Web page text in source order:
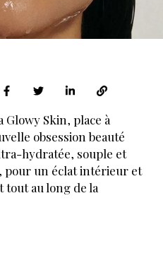
Glowy Skin, place à
obsession beauté
hydratée, souple et
un éclat intérieur et
au long de la